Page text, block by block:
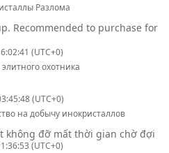
Разлома
Recommended to purchase for
(UTC+0)
охотника
(UTC+0)
на добычу инокристаллов
không đỡ mất thời gian chờ đợi
(UTC+0)